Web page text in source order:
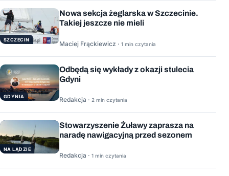
SZCZECIN
Nowa sekcja żeglarska w Szczecinie.
Takiej jeszcze nie mieli
Maciej Frąckiewicz · 1 min czytania
GDYNIA
Odbędą się wykłady z okazji stulecia
Gdyni
Redakcja · 2 min czytania
NA LĄDZIE
Stowarzyszenie Żuławy zaprasza na
naradę nawigacyjną przed sezonem
Redakcja · 1 min czytania